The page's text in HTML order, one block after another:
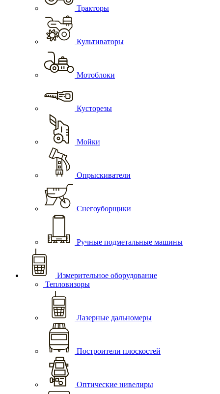
Тракторы
Культиваторы
Мотоблоки
Кусторезы
Мойки
Опрыскиватели
Снегоуборщики
Ручные подметальные машины
Измерительное оборудование
Тепловизоры
Лазерные дальномеры
Построители плоскостей
Оптические нивелиры